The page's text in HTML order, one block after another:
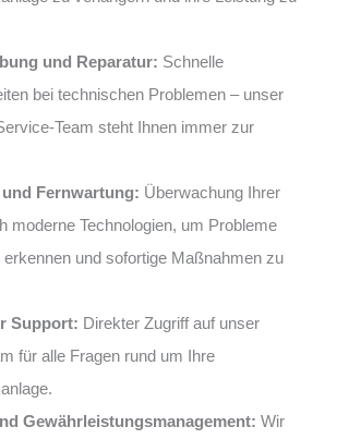
und Reparatur: Schnelle
bei technischen Problemen – unser
Team steht Ihnen immer zur
Fernwartung: Überwachung Ihrer
moderne Technologien, um Probleme
und sofortige Maßnahmen zu
Support: Direkter Zugriff auf unser
für alle Fragen rund um Ihre
Gewährleistungsmanagement: Wir